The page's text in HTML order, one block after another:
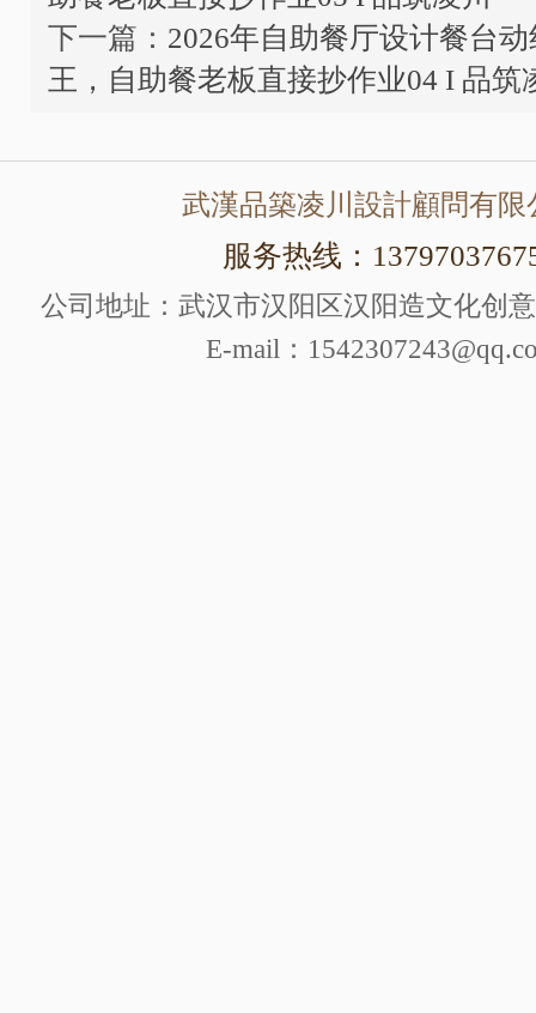
下一篇： 2026年自助餐厅设计餐台
王，自助餐老板直接抄作业04 I 品筑
武漢品築凌川設計顧問有限
服务热线：
公司地址：武汉市汉阳区汉阳造文化创
E-mail：